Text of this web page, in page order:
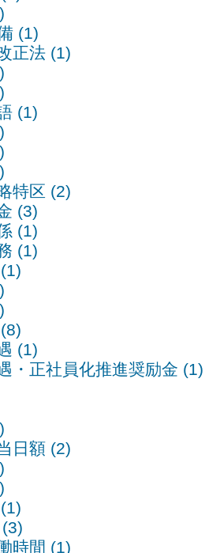
(1)
正法 (1)
(1)
特区 (2)
(3)
(1)
(1)
(1)
・正社員化推進奨励金 (1)
日額 (2)
時間 (1)